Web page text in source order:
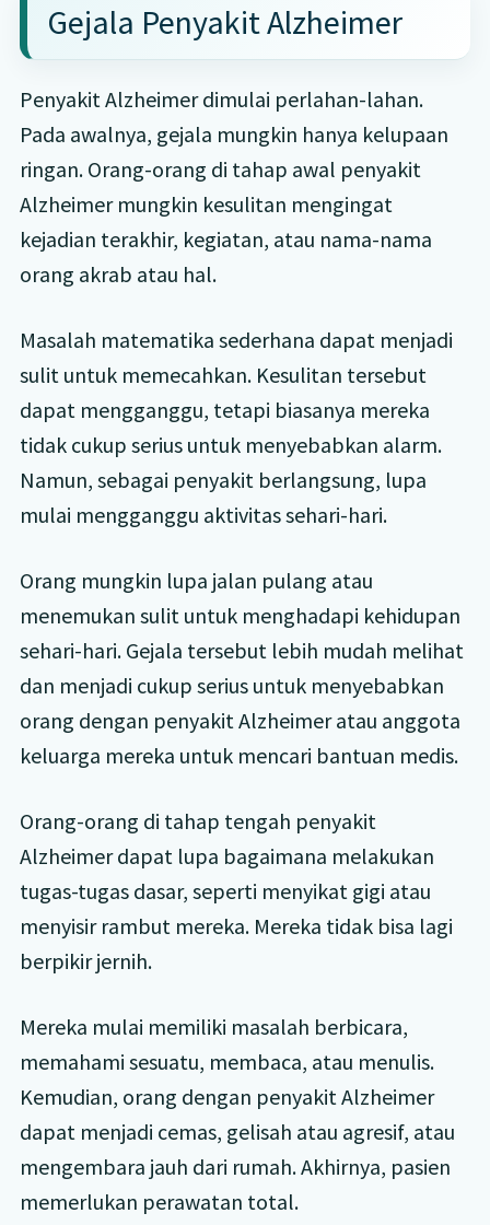
Gejala Penyakit Alzheimer
Penyakit Alzheimer dimulai perlahan-lahan.
Pada awalnya, gejala mungkin hanya kelupaan
ringan. Orang-orang di tahap awal penyakit
Alzheimer mungkin kesulitan mengingat
kejadian terakhir, kegiatan, atau nama-nama
orang akrab atau hal.
Masalah matematika sederhana dapat menjadi
sulit untuk memecahkan. Kesulitan tersebut
dapat mengganggu, tetapi biasanya mereka
tidak cukup serius untuk menyebabkan alarm.
Namun, sebagai penyakit berlangsung, lupa
mulai mengganggu aktivitas sehari-hari.
Orang mungkin lupa jalan pulang atau
menemukan sulit untuk menghadapi kehidupan
sehari-hari. Gejala tersebut lebih mudah melihat
dan menjadi cukup serius untuk menyebabkan
orang dengan penyakit Alzheimer atau anggota
keluarga mereka untuk mencari bantuan medis.
Orang-orang di tahap tengah penyakit
Alzheimer dapat lupa bagaimana melakukan
tugas-tugas dasar, seperti menyikat gigi atau
menyisir rambut mereka. Mereka tidak bisa lagi
berpikir jernih.
Mereka mulai memiliki masalah berbicara,
memahami sesuatu, membaca, atau menulis.
Kemudian, orang dengan penyakit Alzheimer
dapat menjadi cemas, gelisah atau agresif, atau
mengembara jauh dari rumah. Akhirnya, pasien
memerlukan perawatan total.